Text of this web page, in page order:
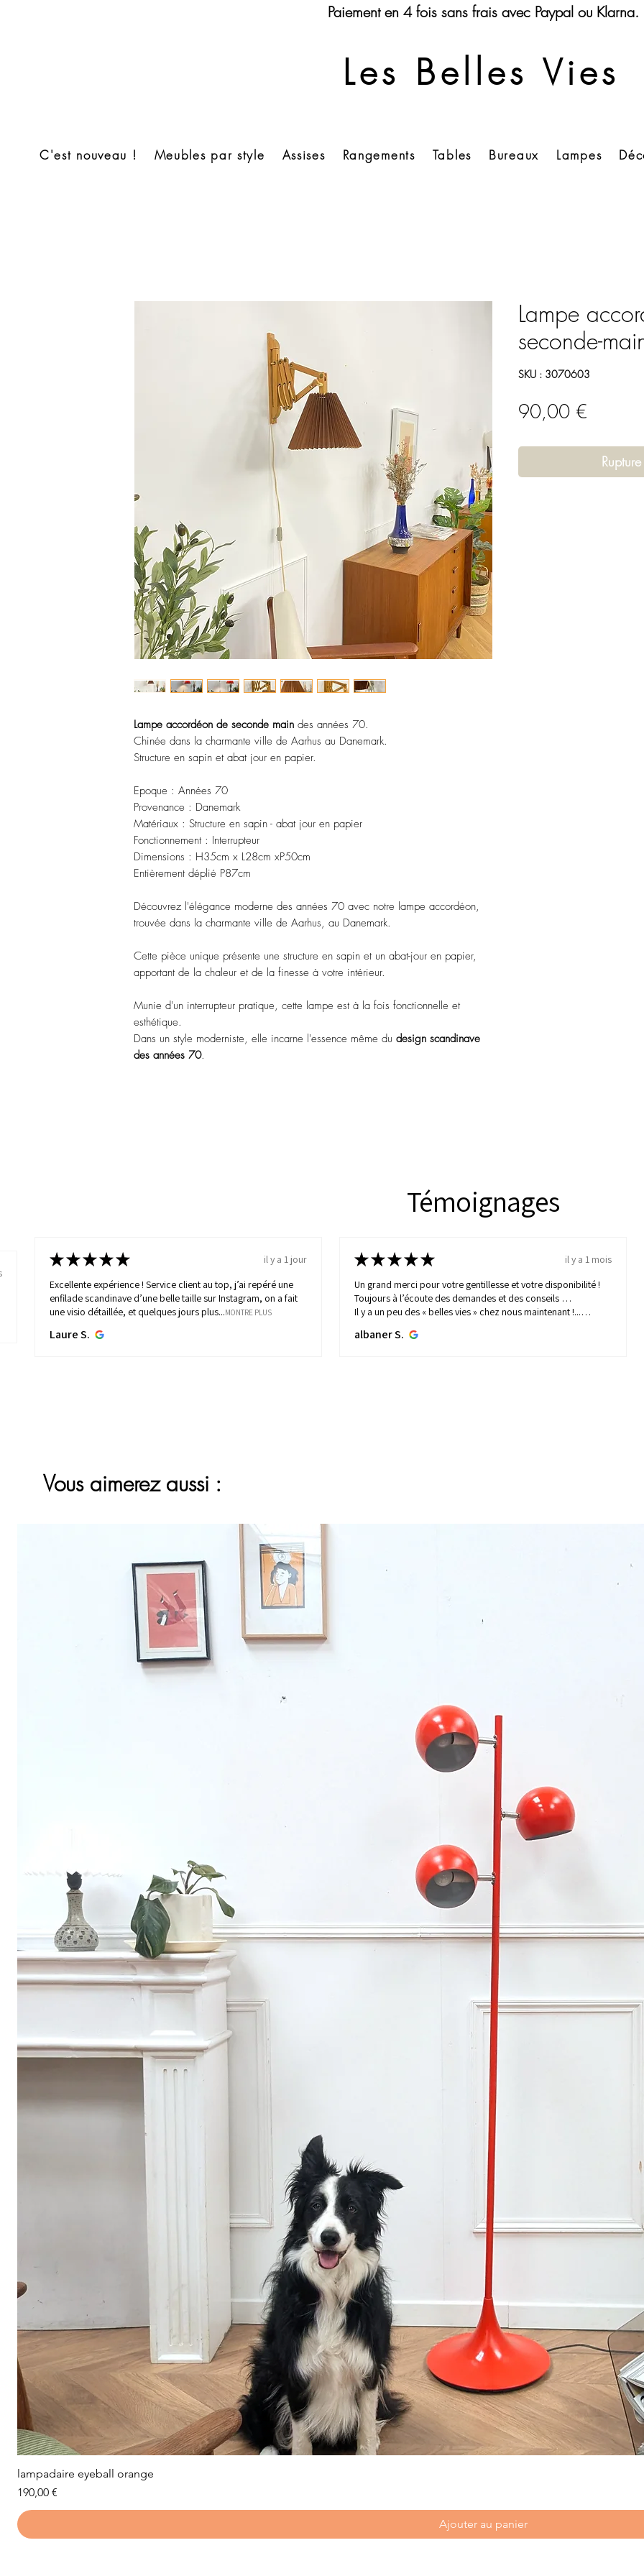
Paiement en 4 fois sans frais avec Paypal ou Klarna.
Les Belles Vies
C'est nouveau ! Meubles par style Assises Rangements Tables Bureaux Lampes
Témoignages
★★★★★
il y a 1 jour
Excellente expérience ! Service client au top, j’ai repéré une
enfilade scandinave d’une belle taille sur Instagram, on a fait
une visio détaillée, et quelques jours plus...MONTRE PLUS
Laure S.
★★★★★
il y a 1 mois
Un grand merci pour votre gentillesse et votre disponibilité !
Toujours à l’écoute des demandes et des conseils …
Il y a un peu des « belles vies » chez nous maintenant !...
albaner S.
Lampe accordéon de seconde main des années 70.
Chinée dans la charmante ville de Aarhus au Danemark.
Structure en sapin et abat jour en papier.
Epoque : Années 70
Provenance : Danemark
Matériaux : Structure en sapin - abat jour en papier
Fonctionnement : Interrupteur
Dimensions : H35cm x L28cm xP50cm
Entièrement déplié P87cm
Découvrez l'élégance moderne des années 70 avec notre lampe accordéon,
trouvée dans la charmante ville de Aarhus, au Danemark.
Cette pièce unique présente une structure en sapin et un abat-jour en papier,
apportant de la chaleur et de la finesse à votre intérieur.
Munie d'un interrupteur pratique, cette lampe est à la fois fonctionnelle et
esthétique.
Dans un style moderniste, elle incarne l'essence même du design scandinave
des années 70.
Lampe
seconde-
SKU : 3070603
90,00 €
Vous aimerez aussi :
lampadaire eyeball orange
Prix
190,00 €
Ajouter au panier